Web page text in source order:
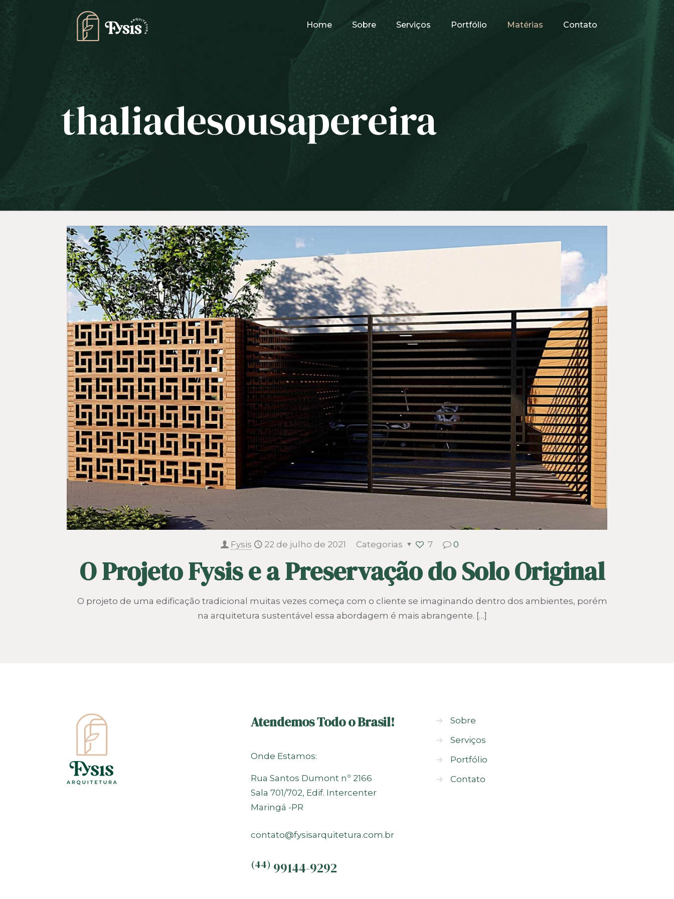
Home Sobre Serviços Portfólio Matérias Contato
thaliadesousapereira
Fysis 22 de julho de 2021 Categorias 7 0
O Projeto Fysis e a Preservação do Solo Original
O projeto de uma edificação tradicional muitas vezes começa com o cliente se imaginando dentro dos ambientes, porém
na arquitetura sustentável essa abordagem é mais abrangente. […]
Atendemos Todo o Brasil!
Onde Estamos:
Rua Santos Dumont nº 2166
Sala 701/702, Edif. Intercenter
Maringá -PR
contato@fysisarquitetura.com.br
(44) 99144-9292
→
Sobre
→
Serviços
→
Portfólio
→
Contato